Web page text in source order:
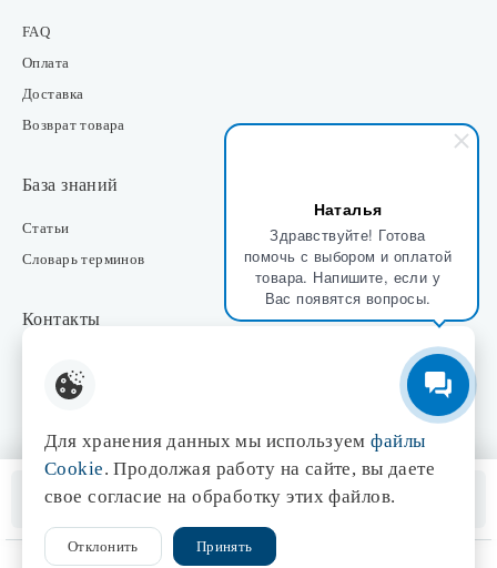
Наталья
Здравствуйте! Готова
помочь с выбором и оплатой
товара. Напишите, если у
Вас появятся вопросы.
FAQ
Оплата
Доставка
Возврат товара
База знаний
Статьи
Словарь терминов
Контакты
Интернет-магазин
Отдел маркетинга
© 1998-2026 Центр света «Эдисон»
Нет в наличии
Помощь менеджера
Для хранения данных мы используемфайлы
Cookie. Продолжая работу на сайте, вы даете
свое согласие на обработку этих файлов.
Отклонить Принять